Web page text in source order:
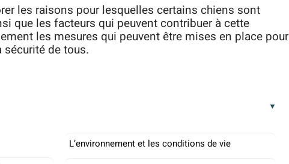
les raisons pour lesquelles certains chiens sont
que les facteurs qui peuvent contribuer à cette
les mesures qui peuvent être mises en place pour
de tous.
L’environnement et les conditions de vie